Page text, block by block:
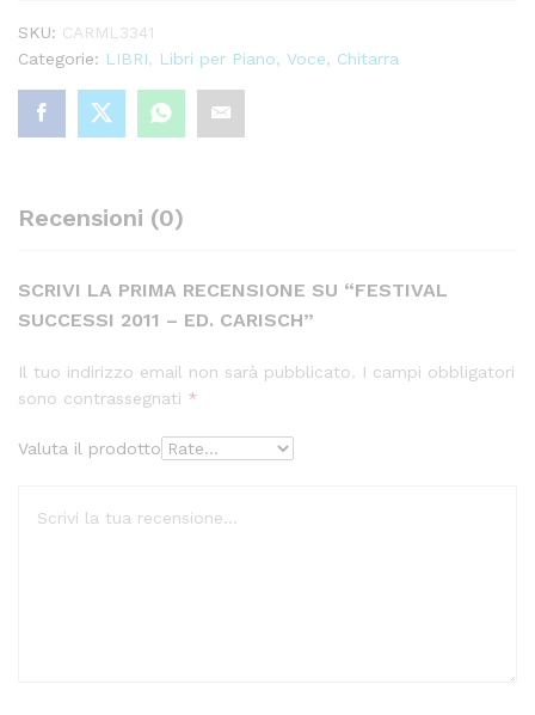
SKU: CARML3341
Categorie: LIBRI Libri per Piano, Voce, Chitarra
Recensioni (0)
SCRIVI LA PRIMA RECENSIONE SU “FESTIVAL
SUCCESSI 2011 – ED. CARISCH”
Il tuo indirizzo email non sarà pubblicato. I campi obbligatori
sono contrassegnati *
Valuta il prodotto